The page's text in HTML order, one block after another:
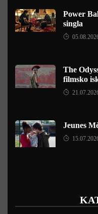
Power
singla
The
filmsko
Jeunes